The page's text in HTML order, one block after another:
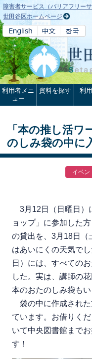
本文へ
障害者サービス（バリアフリーサ
世田谷区ホームページ
利用者メニ
ュー
資料を探す 利
「本の推し活
のしみ袋の中に
イベン
3月12日（日曜日）
ョップ」に参加した
の貸出を、3月18日（
はあいにくの天気で
日）には、すべての
した。実は、講師の
本のおたのしみ袋も
袋の中に作成された
ています。お借りく
いて中央図書館まで
す！